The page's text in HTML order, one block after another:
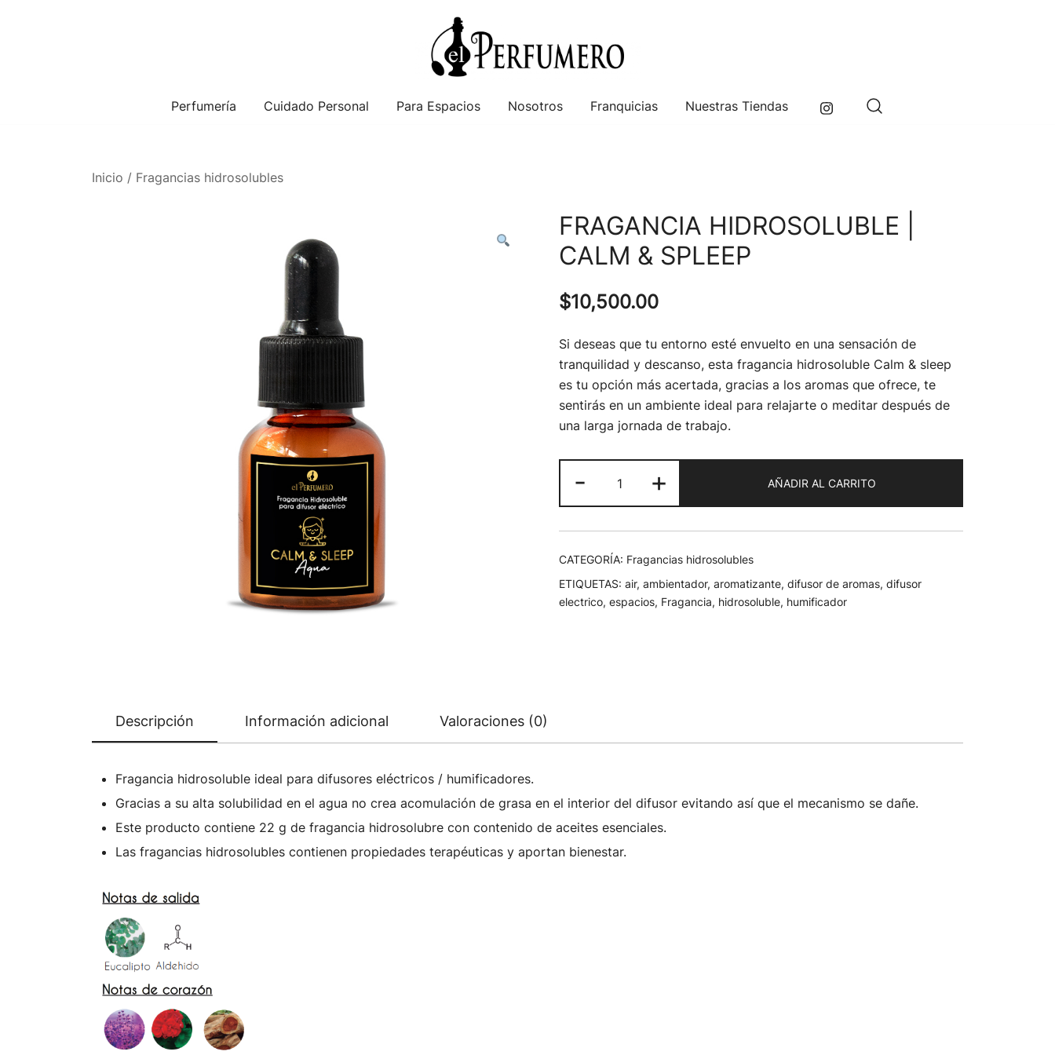
EL PERFUMERO
Perfumería Cuidado Personal Para Espacios Nosotros Franquicias Nuestras Tiendas
Inicio / Fragancias hidrosolubles
FRAGANCIA HIDROSOLUBLE |
CALM & SPLEEP
$10,500.00
Si deseas que tu entorno esté envuelto en una sensación de
tranquilidad y descanso, esta fragancia hidrosoluble Calm & sleep
es tu opción más acertada, gracias a los aromas que ofrece, te
sentirás en un ambiente ideal para relajarte o meditar después de
una larga jornada de trabajo.
- + AÑADIR AL CARRITO
CATEGORÍA: Fragancias hidrosolubles
ETIQUETAS: air, ambientador, aromatizante, difusor de aromas, difusor
electrico, espacios, Fragancia, hidrosoluble, humificador
Descripción Información adicional Valoraciones (0)
Fragancia hidrosoluble ideal para difusores eléctricos / humificadores.
Gracias a su alta solubilidad en el agua no crea acomulación de grasa en el interior del difusor evitando así que el mecanismo se dañe.
Este producto contiene 22 g de fragancia hidrosolubre con contenido de aceites esenciales.
Las fragancias hidrosolubles contienen propiedades terapéuticas y aportan bienestar.